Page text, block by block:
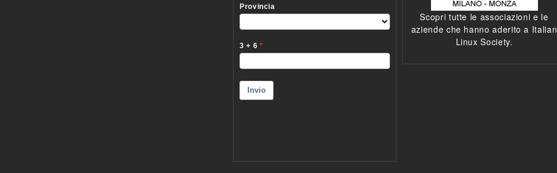
Scopri tutte le associazioni e le
aziende che hanno aderito a Italian
Linux Society.